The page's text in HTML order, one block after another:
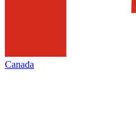
Canada